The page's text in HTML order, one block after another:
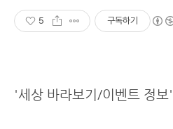
5 구독하기
'세상 바라보기/이벤트 정